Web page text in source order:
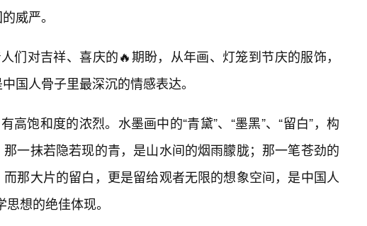
威严。
们对吉祥、喜庆的🔥期盼，从年画、灯笼到节庆的服饰，
国人骨子里最深沉的情感表达。
高饱和度的浓烈。水墨画中的“青黛”、“墨黑”、“留白”，构
一抹若隐若现的青，是山水间的烟雨朦胧；那一笔苍劲的
那大片的留白，更是留给观者无限的想象空间，是中国人
思想的绝佳体现。